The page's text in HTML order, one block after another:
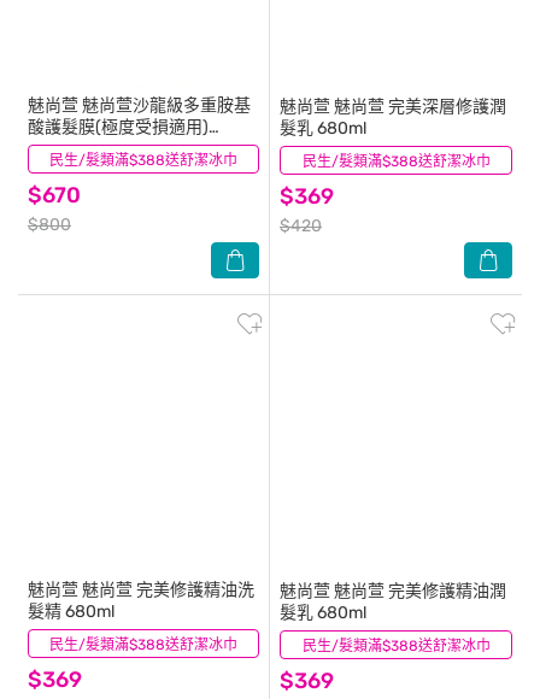
民生/髮類滿$388送舒潔冰巾
魅尚萱 魅尚萱沙龍級多重胺基
酸護髮膜(極度受損適用)
990ml
$670
$800
(20) 民生/髮類滿$388送舒潔冰巾
魅尚萱 魅尚萱 完美深層修護潤
髮乳 680ml
$369
$420
(15)
民生/髮類滿$388送舒潔冰巾
魅尚萱 魅尚萱 完美修護精油洗
髮精 680ml
$369
(12) 民生/髮類滿$388送舒潔冰巾
魅尚萱 魅尚萱 完美修護精油潤
髮乳 680ml
$369
(4)